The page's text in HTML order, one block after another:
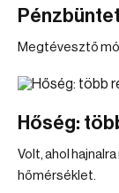
Megtévesztő
Hőség:
Volt, ahol
hőmérséklet.